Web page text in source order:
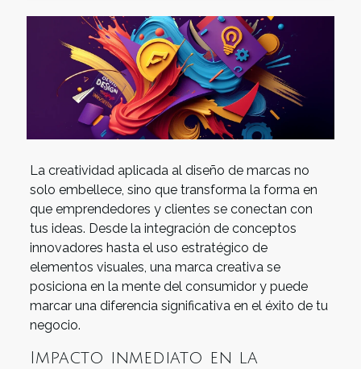
La creatividad aplicada al diseño de marcas no
solo embellece, sino que transforma la forma en
que emprendedores y clientes se conectan con
tus ideas. Desde la integración de conceptos
innovadores hasta el uso estratégico de
elementos visuales, una marca creativa se
posiciona en la mente del consumidor y puede
marcar una diferencia significativa en el éxito de tu
negocio.
Impacto inmediato en la